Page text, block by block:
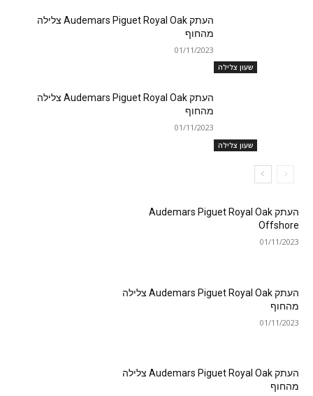
שעון צלילה
העתק Audemars Piguet Royal Oak צלילה
מהחוף
01/11/2023
שעון צלילה
העתק Audemars Piguet Royal Oak צלילה
מהחוף
01/11/2023
העתק Audemars Piguet Royal Oak
Offshore
01/11/2023
העתק Audemars Piguet Royal Oak צלילה
מהחוף
01/11/2023
העתק Audemars Piguet Royal Oak צלילה
מהחוף